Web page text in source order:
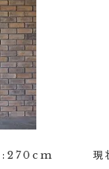
:270cm